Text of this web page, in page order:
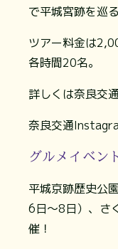
で平城宮跡を巡
ツアー料金は
各時間20名。
詳しくは奈良交
奈良交通
グルメイベン
平城京跡歴史公
6日～8日）、さ
催！